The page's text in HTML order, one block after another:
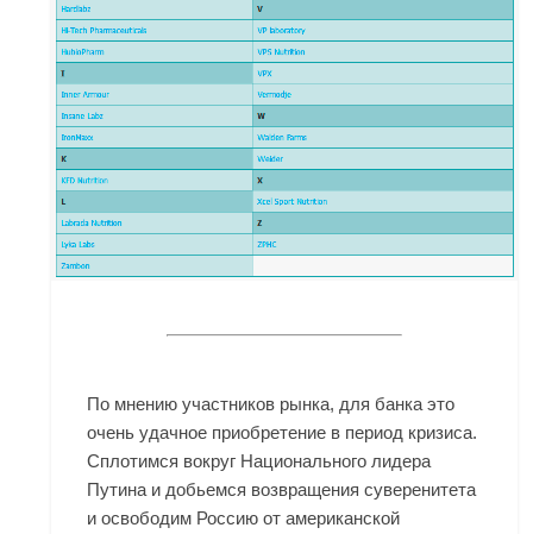
По мнению участников рынка, для банка это
очень удачное приобретение в период кризиса.
Сплотимся вокруг Национального лидера
Путина и добьемся возвращения суверенитета
и освободим Россию от американской